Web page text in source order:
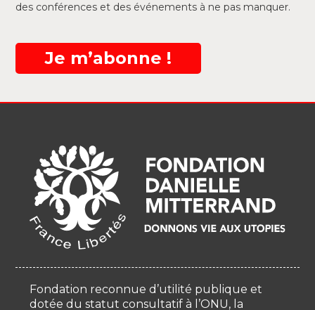
des conférences et des événements à ne pas manquer.
Je m’abonne !
Fondation reconnue d’utilité publique et
dotée du statut consultatif à l’ONU, la